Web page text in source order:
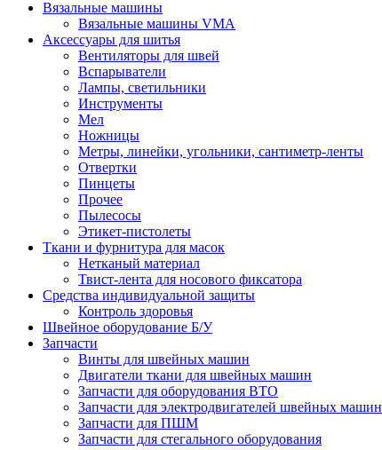
Вязальные машины
Вязальные машины VMA
Аксессуары для шитья
Вентиляторы для швей
Вспарыватели
Лампы, светильники
Инструменты
Мел
Ножницы
Метры, линейки, угольники, сантиметр-ленты
Отвертки
Пинцеты
Прочее
Пылесосы
Этикет-пистолеты
Ткани и фурнитура для масок
Нетканый материал
Твист-лента для носового фиксатора
Средства индивидуальной защиты
Контроль здоровья
Швейное оборудование Б/У
Запчасти
Винты для швейных машин
Двигатели ткани для швейных машин
Запчасти для оборудования ВТО
Запчасти для электродвигателей швейных машин
Запчасти для ПШМ
Запчасти для стегального оборудования